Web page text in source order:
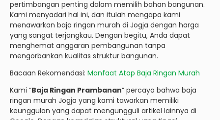
pertimbangan penting dalam memilih bahan bangunan.
Kami menyadari hal ini, dan itulah mengapa kami
menawarkan baja ringan murah di Jogja dengan harga
yang sangat terjangkau. Dengan begitu, Anda dapat
menghemat anggaran pembangunan tanpa
mengorbankan kualitas struktur bangunan.
Bacaan Rekomendasi: Manfaat Atap Baja Ringan Murah
Kami “Baja Ringan Prambanan” percaya bahwa baja
ringan murah Jogja yang kami tawarkan memiliki
keunggulan yang dapat mengungguli artikel lainnya di